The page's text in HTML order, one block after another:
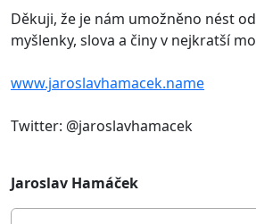
Děkuji, že je nám umožněno nést
myšlenky, slova a činy v nejkratší
www.jaroslavhamacek.name
Twitter: @jaroslavhamacek
Jaroslav Hamáček